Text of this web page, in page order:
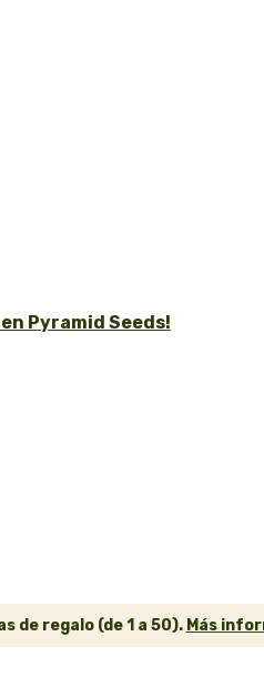
Pyramid Seeds!
de regalo (de 1 a 50). Más